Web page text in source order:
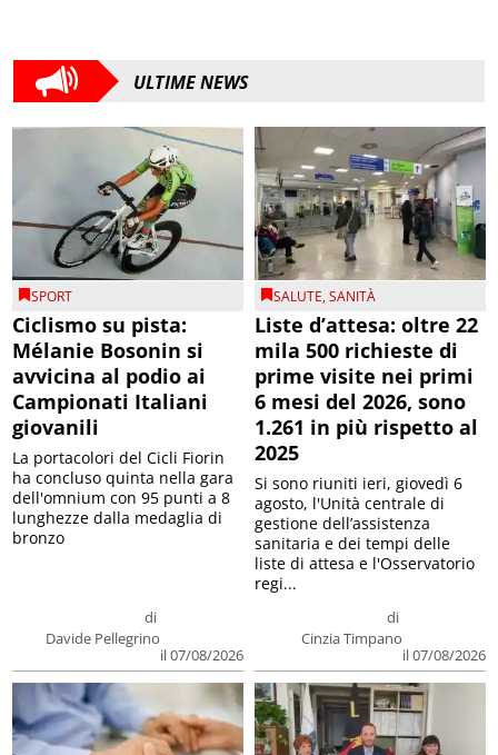
ULTIME NEWS
SPORT
Ciclismo su pista:
Mélanie Bosonin si
avvicina al podio ai
Campionati Italiani
giovanili
di
Davide Pellegrino
il 07/08/2026
La portacolori del Cicli Fiorin
ha concluso quinta nella gara
dell'omnium con 95 punti a 8
lunghezze dalla medaglia di
bronzo
SALUTE,SANITÀ
Liste d’attesa: oltre 22
mila 500 richieste di
prime visite nei primi
6 mesi del 2026, sono
1.261 in più rispetto al
2025
di
Cinzia Timpano
il 07/08/2026
Si sono riuniti ieri, giovedì 6
agosto, l'Unità centrale di
gestione dell’assistenza
sanitaria e dei tempi delle
liste di attesa e l'Osservatorio
regi...